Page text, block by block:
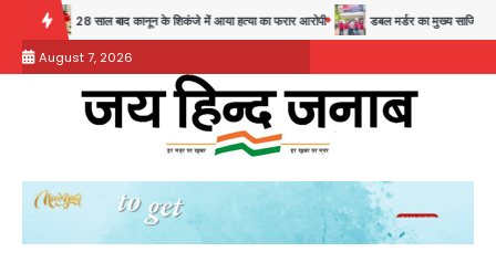
content
28 साल बाद कानून के शिकंजे में आया हत्या का फरार आरोपी डबल मर्डर का मुख्य साजिशकर्ता
August 7, 2026